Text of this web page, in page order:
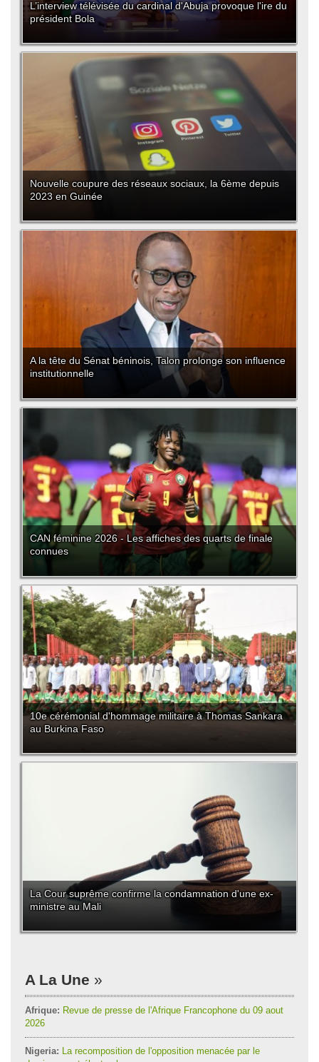
L’interview télévisée du cardinal d'Abuja provoque l'ire du
président Bola
Nouvelle coupure des réseaux sociaux, la 6ème depuis
2023 en Guinée
A la tête du Sénat béninois, Talon prolonge son influence
institutionnelle
CAN féminine 2026 - Les affiches des quarts de finale
connues
10e cérémonial d'hommage militaire à Thomas Sankara
au Burkina Faso
La Cour suprême confirme la condamnation d'une ex-
ministre au Mali
A La Une
Afrique: Revue de presse de l'Afrique Francophone du 09 aout
2026
Nigeria: La recomposition de l'opposition menacée par le